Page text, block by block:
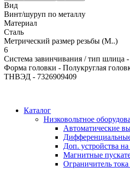
Вид
Винт/шуруп по металлу
Материал
Сталь
Метрический размер резьбы (М..)
6
Система завинчивания / тип шлица
Форма головки - Полукруглая
ТНВЭД - 7326909409
Каталог
Низковольтное
Автоматические
Доп. устройства
Магнитные
Ограничитель